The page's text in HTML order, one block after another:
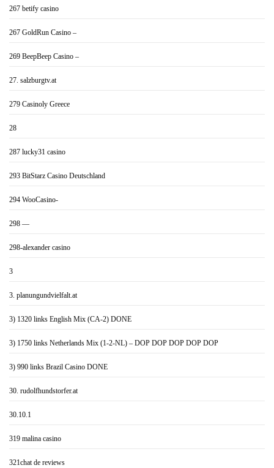
267 betify casino
267 GoldRun Casino –
269 BeepBeep Casino –
27. salzburgtv.at
279 Casinoly Greece
28
287 lucky31 casino
293 BitStarz Casino Deutschland
294 WooCasino-
298 —
298-alexander casino
3
3. planungundvielfalt.at
3) 1320 links English Mix (CA-2) DONE
3) 1750 links Netherlands Mix (1-2-NL) – DOP DOP DOP DOP DOP
3) 990 links Brazil Casino DONE
30. rudolfhundstorfer.at
30.10.1
319 malina casino
321chat de reviews